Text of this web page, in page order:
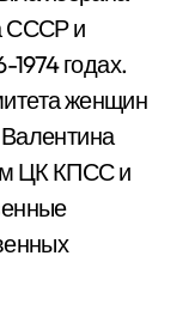
СССР и
1974 годах.
женщин
ЦК КПСС и